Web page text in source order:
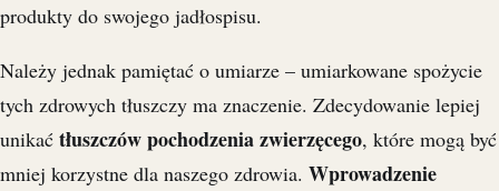
produkty do swojego jadłospisu.
Należy jednak pamiętać o umiarze – umiarkowane spożycie
tych zdrowych tłuszczy ma znaczenie. Zdecydowanie lepiej
unikać tłuszczów pochodzenia zwierzęcego, które mogą być
mniej korzystne dla naszego zdrowia. Wprowadzenie